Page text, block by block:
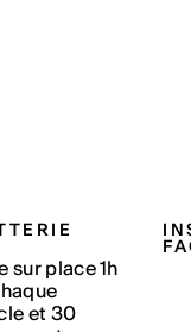
sur place 1h
et 30